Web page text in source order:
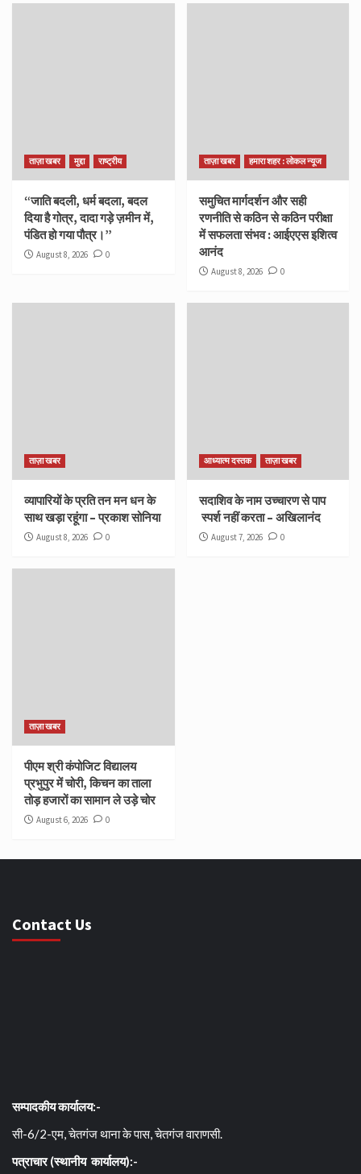
ताज़ा खबर मुद्दा राष्ट्रीय
“जाति बदली, धर्म बदला, बदल
दिया है गोत्र, दादा गड़े ज़मीन में,
पंडित हो गया पौत्र।”
August 8, 2026 0
ताज़ा खबर हमारा शहर : लोकल न्यूज
समुचित मार्गदर्शन और सही
रणनीति से कठिन से कठिन परीक्षा
में सफलता संभव : आईएएस इशित्व
आनंद
August 8, 2026 0
ताज़ा खबर
व्यापारियों के प्रति तन मन धन के
साथ खड़ा रहूंगा – प्रकाश सोनिया
August 8, 2026 0
आध्यात्म दस्तक ताज़ा खबर
सदाशिव के नाम उच्चारण से पाप
स्पर्श नहीं करता – अखिलानंद
August 7, 2026 0
ताज़ा खबर
पीएम श्री कंपोजिट विद्यालय
प्रभुपुर में चोरी, किचन का ताला
तोड़ हजारों का सामान ले उड़े चोर
August 6, 2026 0
Contact Us
सम्पादकीय कार्यालय:-
सी-6/2-एम, चेतगंज थाना के पास, चेतगंज वाराणसी.
पत्राचार (स्थानीय कार्यालय):-